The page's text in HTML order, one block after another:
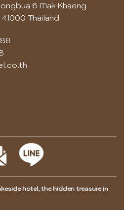
6 Mak Khaeng
Thailand
hotel, the hidden treasure in